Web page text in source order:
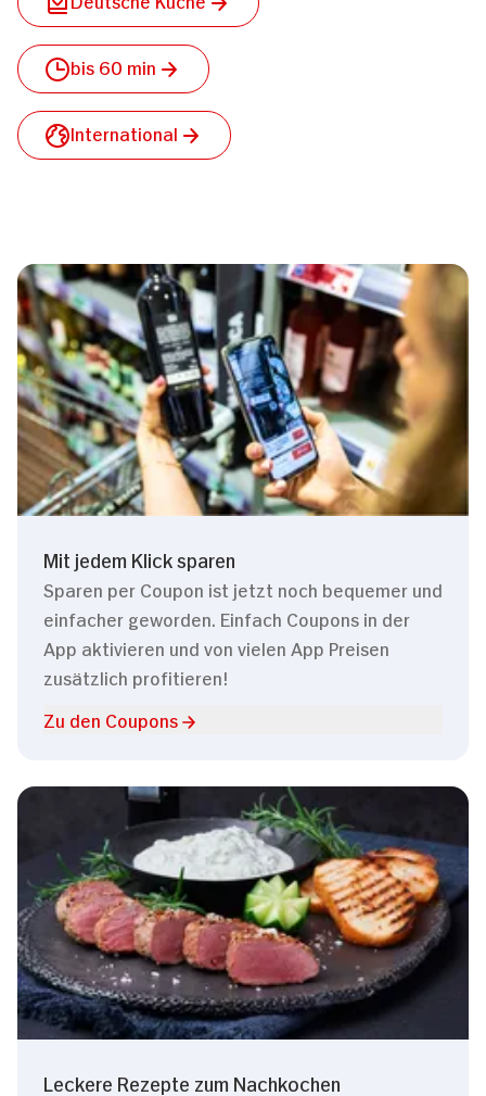
bis 60 min
International
Mit jedem Klick sparen
Sparen per Coupon ist jetzt noch bequemer und
einfacher geworden. Einfach Coupons in der
App aktivieren und von vielen App Preisen
zusätzlich profitieren!
Zu den Coupons
Leckere Rezepte zum Nachkochen